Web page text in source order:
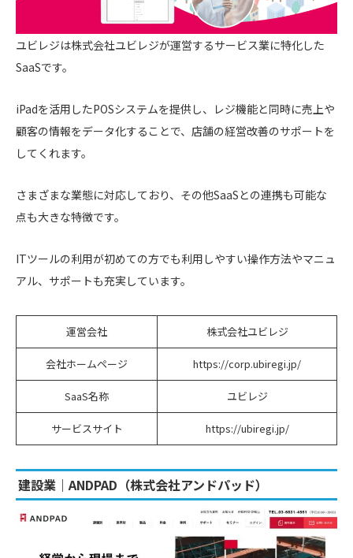
ユビレジは株式会社ユビレジが運営するサービス業に特化した
SaaSです。
iPadを活用したPOSシステムを提供し、レジ機能と同時に売上や
顧客の情報をデータ化することで、店舗の経営改善のサポートを
してくれます。
さまざまな業態に対応しており、その他SaaSとの連携も可能な
点も大きな特徴です。
ITツールの利用が初めての方でも利用しやすい操作方法やマニュ
アル、サポートも充実しています。
運営会社 株式会社ユビレジ
会社ホームページ https://corp.ubiregi.jp/
SaaS名称 ユビレジ
サービスサイト https://ubiregi.jp/
建設業｜ANDPAD（株式会社アンドパッド）